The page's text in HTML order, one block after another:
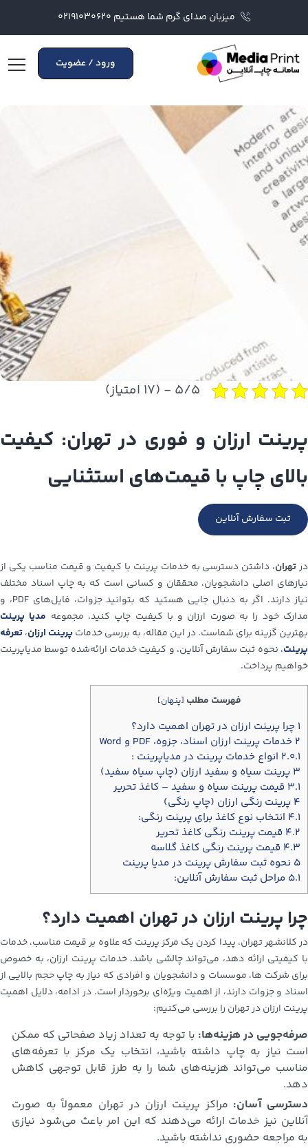
میزبان صدای گرم شما هستیم ۰۲۱۹۱۰۳۰۶۲۰
ورود / عضویت
۵/۵ - (۱۷ امتیاز)
پرینت ارزان و فوری در تهران: کیفیت
بالای چاپ با قیمت‌های استثنایی
ثبت سفارش آنلاین
درتهران، داشتن دسترسی به خدمات پرینت با کیفیت و قیمت مناسب یکی از
نیازهای اصلی دانشجویان، محققان و کسانی است که به چاپ اسناد مختلف
نیاز دارند. اگر به دنبال جایی هستید که بتوانید جزوات، فایل‌های PDF، و
مدارک خود را به صورت ارزان و با کیفیت چاپ کنید، مجموعه‌ مدیا پرینت
بهترین گزینه برای شماست. در این مقاله، به بررسی خدمات پرینت ارزان،تعرفه
پرینت، نحوه ثبت سفارش آنلاین، و کیفیت خدمات ارائه‌شده توسط مدیاپرینت
خواهیم پرداخت.
فهرست مطلب [پنهان]
۱ چرا پرینت ارزان در تهران اهمیت دارد؟
۲ خدمات پرینت ارزان اسناد، جزوه، PDF و Word
۲.۰.۱ انواع خدمات پرینت در مدیاپرینت :
۳ پرینت سیاه و سفید ارزان (چاپ سیاه سفید)
۳.۱ قیمت پرینت سیاه و سفید – کاغذ تحریر
۴ پرینت رنگی ارزان (چاپ رنگی)
۴.۱ انتخاب نوع کاغذ برای پرینت رنگی:
۴.۲ قیمت پرینت رنگی کاغذ تحریر
۴.۳ قیمت پرینت رنگی کاغذ گلاسه
۵ نحوه ثبت سفارش پرینت در مدیا پرینت
۵.۱ مراحل ثبت سفارش آنلاین:
چرا پرینت ارزان در تهران اهمیت دارد؟
در کلانشهر تهران، پیدا کردن یک مرکز پرینت که علاوه بر قیمت مناسب، خدمات
با کیفیتی ارائه دهد، می‌تواند چالشی باشد. خدمات پرینت ارزان، به خصوص
برای شرکت ها، موسسات و دانشجویان و افرادی که نیاز به چاپ حجم بالایی از
اسناد و جزوات دارند، از اهمیت ویژه‌ای برخوردار است. در ادامه، دلایل اهمیت
پرینت ارزان در تهران را بررسی می‌کنیم:
صرفه‌جویی در هزینه‌ها: با توجه به تعداد زیاد صفحاتی که ممکن
است نیاز به چاپ داشته باشید، انتخاب یک مرکز با تعرفه‌های
مناسب می‌تواند هزینه‌های شما را به طرز قابل توجهی کاهش
دهد.
دسترسی آسان: مراکز پرینت ارزان در تهران معمولاً به صورت
آنلاین نیز خدمات ارائه می‌دهند که این امر باعث می‌شود نیازی
به مراجعه حضوری نداشته باشید.